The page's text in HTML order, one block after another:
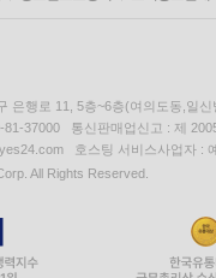
은행로 11, 5층~6층(여의도동,일신
81-37000 통신판매업신고 : 제
호스팅 서비스사업자 :
All Rights Reserved.